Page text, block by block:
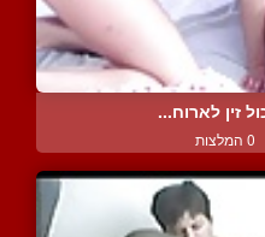
זין לארוח...
0 המלצות